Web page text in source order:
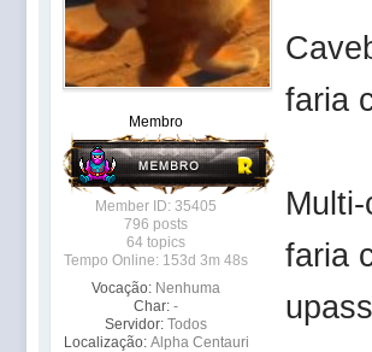
Membro
Member ID: 35405
796 posts
64 topics
Tempo Online: 153d 3m 48s
Vocação: Nenhuma
Char: -
Servidor: Todos
Localização: Alpha Centauri
faria
faria